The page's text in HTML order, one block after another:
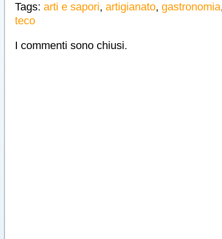
Tags: arti e sapori, artigianato, gastronomia
teco
I commenti sono chiusi.